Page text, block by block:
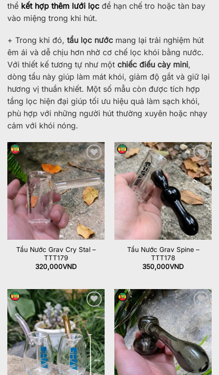
thể kết hợp thêm lưới lọc để hạn chế tro hoặc tàn bay
vào miệng trong khi hút.
+ Trong khi đó, tẩu lọc nước mang lại trải nghiệm hút
êm ái và dễ chịu hơn nhờ cơ chế lọc khói bằng nước.
Với thiết kế tương tự như một chiếc điếu cày mini,
dòng tẩu này giúp làm mát khói, giảm độ gắt và giữ lại
hương vị thuần khiết. Một số mẫu còn được tích hợp
tầng lọc hiện đại giúp tối ưu hiệu quả làm sạch khói,
phù hợp với những người hút thường xuyên hoặc nhạy
cảm với khói nóng.
Add to
wishlist
Tẩu Nước Grav Cry Stal –
TTT179
320,000VND
Add to
wishlist
Tẩu Nước Grav Spine –
TTT178
350,000VND
Add to
wishlist
Add to
wishlist